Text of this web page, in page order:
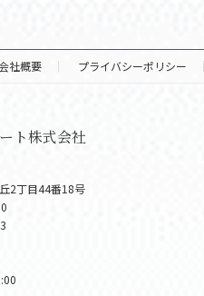
社概要 プライバシーポリシー
ト株式会社
2丁目44番18号